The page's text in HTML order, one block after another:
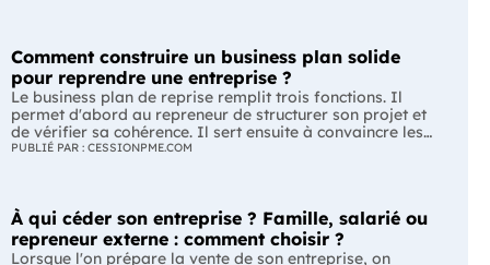
L'essentiel Les entreprises de moins de 250 salariés sont
soumises, dans certains cas, à une obligation
d'information préalable des salariés. Cette obligation
concerne la vente d'un fonds de commerce ou la cession
de la majorité des titres d'une société. Le délai
d'information varie selon la taille de l'entreprise. Les
L'obligation d'information concerne uniquement
certaines entreprises et certaines opérations de cession.
Vous êtes concerné si : votre entreprise emploie moins
Comment construire un business plan solide
pour reprendre une entreprise ?
Le business plan de reprise remplit trois fonctions. Il
permet d'abord au repreneur de structurer son projet et
de vérifier sa cohérence. Il sert ensuite à convaincre les
banques et les partenaires financiers de l'accompagner.
consiste pas à reprendre les anciens comptes de
l'entreprise. Il explique comment l'entreprise évoluera
après le changement de dirigeant. C'est un document
PUBLIÉ PAR : CESSIONPME.COM
À qui céder son entreprise ? Famille, salarié ou
repreneur externe : comment choisir ?
Lorsque l'on prépare la vente de son entreprise, on